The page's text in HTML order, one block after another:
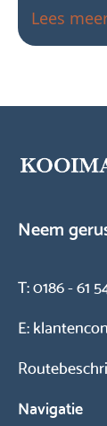
Lees
Neem
T:0186 - 61
E:
Navigatie